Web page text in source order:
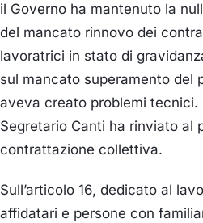
il Governo ha mantenuto la
del mancato rinnovo dei
lavoratrici in stato di
sul mancato superamento del
aveva creato problemi tecnici.
Segretario Canti ha rinviato al
contrattazione collettiva.
Sull’articolo 16, dedicato al
affidatari e persone con